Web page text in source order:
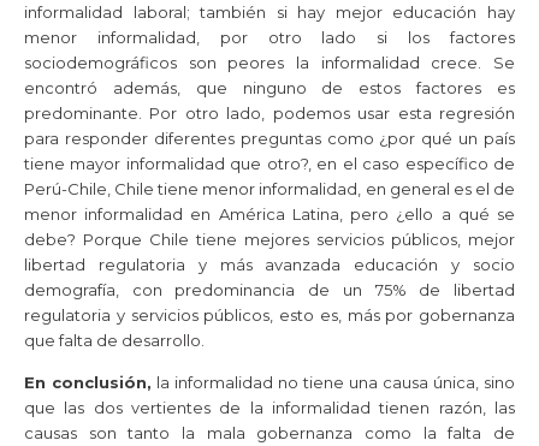
informalidad laboral; también si hay mejor educación hay
menor informalidad, por otro lado si los factores
sociodemográficos son peores la informalidad crece. Se
encontró además, que ninguno de estos factores es
predominante. Por otro lado, podemos usar esta regresión
para responder diferentes preguntas como ¿por qué un país
tiene mayor informalidad que otro?, en el caso específico de
Perú-Chile, Chile tiene menor informalidad, en general es el de
menor informalidad en América Latina, pero ¿ello a qué se
debe? Porque Chile tiene mejores servicios públicos, mejor
libertad regulatoria y más avanzada educación y socio
demografía, con predominancia de un 75% de libertad
regulatoria y servicios públicos, esto es, más por gobernanza
que falta de desarrollo.
En conclusión, la informalidad no tiene una causa única, sino
que las dos vertientes de la informalidad tienen razón, las
causas son tanto la mala gobernanza como la falta de